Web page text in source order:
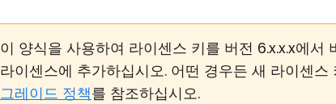
이 양식을 사용하여 라이센스 키를 버전 6.x.x.x에
라이센스에 추가하십시오. 어떤 경우든 새 라이센
그레이드 정책를 참조하십시오.